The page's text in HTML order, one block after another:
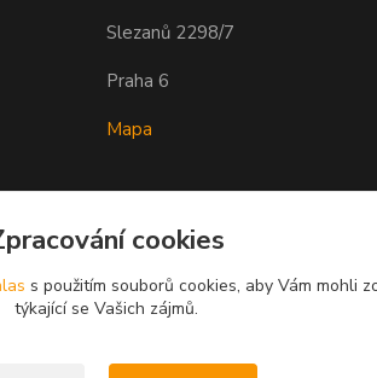
Slezanů 2298/7
Praha 6
Mapa
cookies
s použitím souborů cookies, aby Vám mohli
týkající se Vašich zájmů.